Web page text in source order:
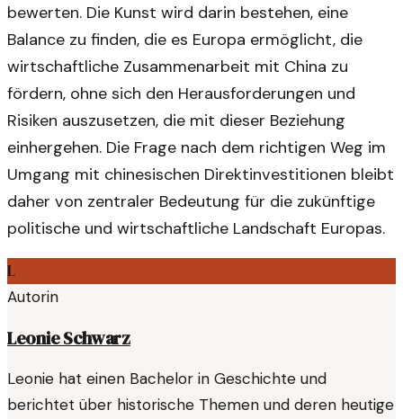
bewerten. Die Kunst wird darin bestehen, eine
Balance zu finden, die es Europa ermöglicht, die
wirtschaftliche Zusammenarbeit mit China zu
fördern, ohne sich den Herausforderungen und
Risiken auszusetzen, die mit dieser Beziehung
einhergehen. Die Frage nach dem richtigen Weg im
Umgang mit chinesischen Direktinvestitionen bleibt
daher von zentraler Bedeutung für die zukünftige
politische und wirtschaftliche Landschaft Europas.
L
Autorin
Leonie Schwarz
Leonie hat einen Bachelor in Geschichte und
berichtet über historische Themen und deren heutige